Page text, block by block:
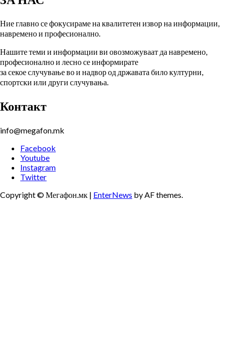
Ние главно се фокусираме на квалитетен извор на информации,
навремено и професионално.
Нашите теми и информации ви овозможуваат да навремено,
професионално и лесно се информирате
за секое случување во и надвор од државата било културни,
спортски или други случувања.
Контакт
info@megafon.mk
Facebook
Youtube
Instagram
Twitter
Copyright © Мегафон.мк | EnterNews by AF themes.